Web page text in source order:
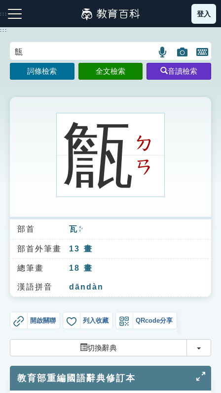
到
主
:::
注音索引圖示 筆畫索引圖示 部首索引表圖示
索引選單
知識索引
單字索引
生命大百科索引
遊戲專區
教學應用
貓頭鷹博士
登入
:::
語
言
搜
示
圖
片
搜
開
鍵
圖
詞條檢索 全文檢索 音讀檢索
甔ㄉ
ㄢ
部首 瓦ㄨㄚˇ
部首外筆畫 13 畫
總筆畫 18 畫
漢語拼音 dāndàn
開啟關聯 列入收藏 QRcode分享
切換辭典 切換
教育部重編國語辭典修訂本